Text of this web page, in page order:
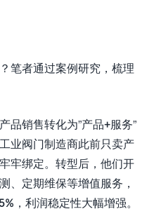
笔者通过案例研究，梳理
品销售转化为”产品+服务”
业阀门制造商此前只卖产
牢绑定。转型后，他们开
、定期维保等增值服务，
，利润稳定性大幅增强。